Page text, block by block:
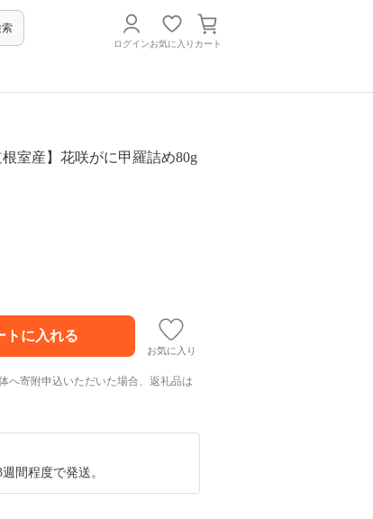
ログインお気に入り カート
室産】花咲がに甲羅詰め80g
お気に入り
へ寄附申込いただいた場合、返礼品は
間程度で発送。